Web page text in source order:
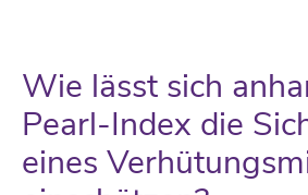
Wie lässt sich
Pearl-Index die
eines